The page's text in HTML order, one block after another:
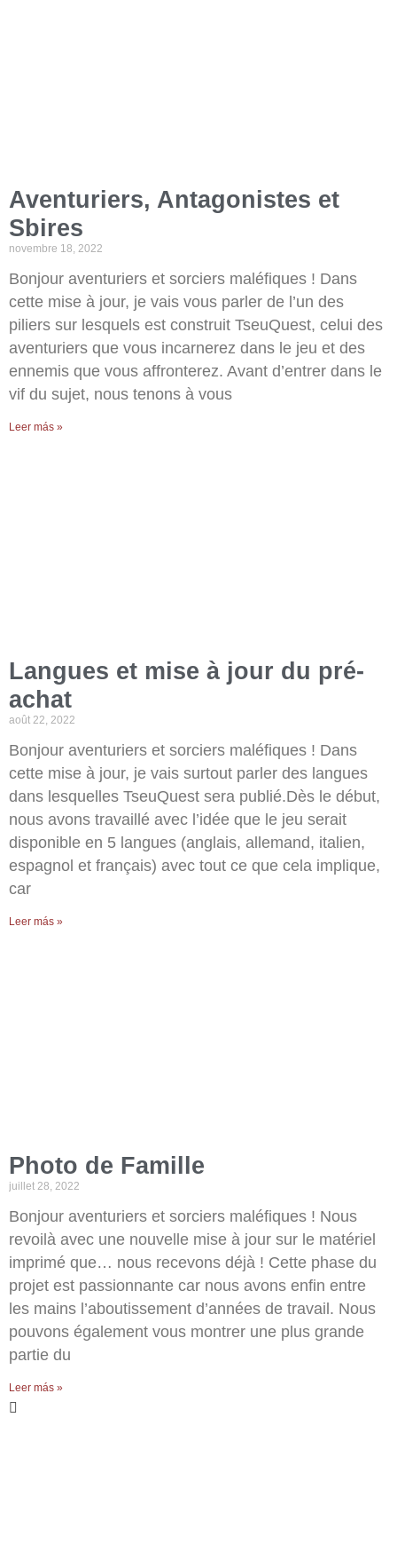
Aventuriers, Antagonistes et
Sbires
novembre 18, 2022
Bonjour aventuriers et sorciers maléfiques ! Dans
cette mise à jour, je vais vous parler de l’un des
piliers sur lesquels est construit TseuQuest, celui des
aventuriers que vous incarnerez dans le jeu et des
ennemis que vous affronterez. Avant d’entrer dans le
vif du sujet, nous tenons à vous
Leer más »
Langues et mise à jour du pré-
achat
août 22, 2022
Bonjour aventuriers et sorciers maléfiques ! Dans
cette mise à jour, je vais surtout parler des langues
dans lesquelles TseuQuest sera publié.Dès le début,
nous avons travaillé avec l’idée que le jeu serait
disponible en 5 langues (anglais, allemand, italien,
espagnol et français) avec tout ce que cela implique,
car
Leer más »
Photo de Famille
juillet 28, 2022
Bonjour aventuriers et sorciers maléfiques ! Nous
revoilà avec une nouvelle mise à jour sur le matériel
imprimé que… nous recevons déjà ! Cette phase du
projet est passionnante car nous avons enfin entre
les mains l’aboutissement d’années de travail. Nous
pouvons également vous montrer une plus grande
partie du
Leer más »